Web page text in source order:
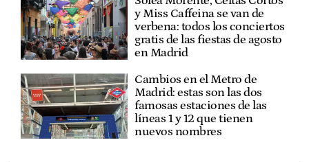
y Miss Caffeina se van de
verbena: todos los conciertos
gratis de las fiestas de agosto
en Madrid
Cambios en el Metro de
Madrid: estas son las dos
famosas estaciones de las
líneas 1 y 12 que tienen
nuevos nombres